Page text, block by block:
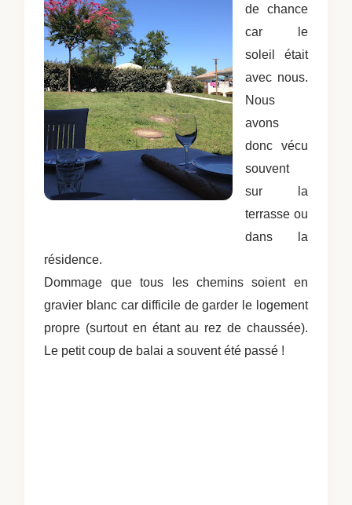
de chance
car le
soleil était
avec nous.
Nous
avons
donc vécu
souvent
sur la
terrasse ou
dans la
résidence.
Dommage que tous les chemins soient en
gravier blanc car difficile de garder le logement
propre (surtout en étant au rez de chaussée).
Le petit coup de balai a souvent été passé !